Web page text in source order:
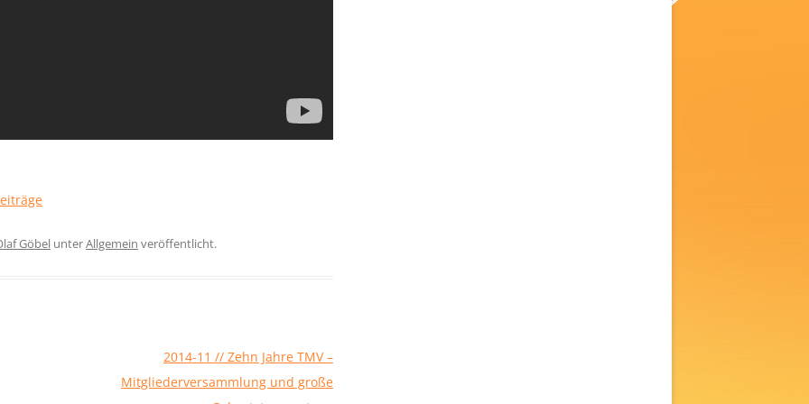
Göbel unterAllgemein veröffentlicht.
2014-11 // Zehn Jahre TMV –
Mitgliederversammlung und große